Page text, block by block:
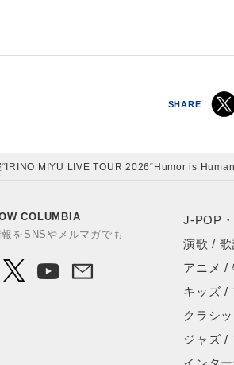
SHARE
MIYU LIVE TOUR 2026“Humor is
COLUMBIA
をSNSやメルマガでも
J-POP
演歌 / 歌
アニメ /
キッズ /
クラシッ
ジャズ /